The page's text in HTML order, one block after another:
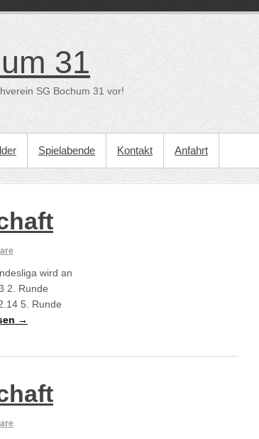
31
SG Bochum 31 vor!
Spielabende Kontakt Anfahrt
wird an
2. Runde
5. Runde
→